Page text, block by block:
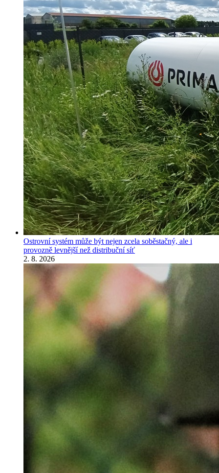
Ostrovní systém může být nejen zcela soběstačný, ale i
provozně levnější než distribuční síť
2. 8. 2026